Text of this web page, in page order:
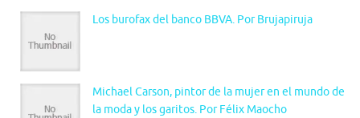
Los burofax del banco BBVA. Por Brujapiruja
Michael Carson, pintor de la mujer en el mundo de
la moda y los garitos. Por Félix Maocho